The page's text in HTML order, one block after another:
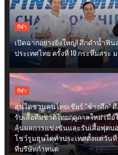
กีฬา
เปิดฉากอย่างยิ่งใหญ่! ศึกดำน้ำฟิ
ประเทศไทย ครั้งที่ 10 กระหึ่มสระ
กีฬา
ฮุนไดชวนคนไทยเชียร์ "ช้างศึก" ศึก
รับเสื้อทีมชาติไทยฤดูกาลใหม่ เมื่
ลุ้นผลการแข่งขันและรับเสื้อฟุตบ
โชว์รูมฮุนไดทั่วประเทศตั้งแต่วันที่
ที่บริษัทกำหนด